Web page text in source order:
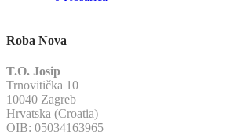
Roba Nova
T.O. Josip
Trnovitička 10
10040 Zagreb
Hrvatska (Croatia)
OIB: 05034163965